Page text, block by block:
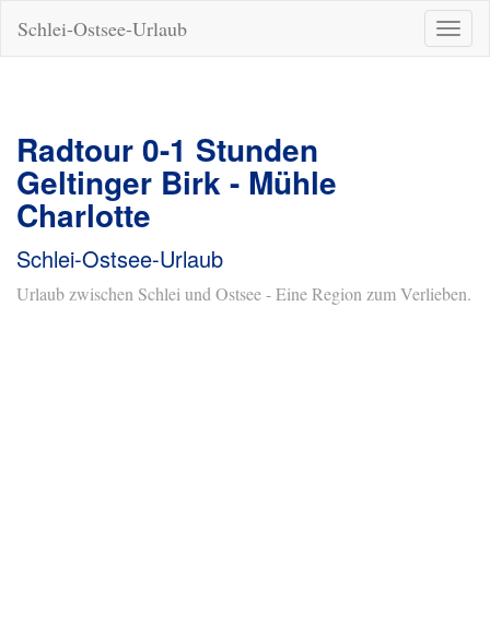
ein-/
Schlei-Ostsee-Urlaub
Radtour 0-1 Stunden
Geltinger Birk - Mühle
Charlotte
Schlei-Ostsee-Urlaub
Urlaub zwischen Schlei und Ostsee - Eine Region zum Verlieben.